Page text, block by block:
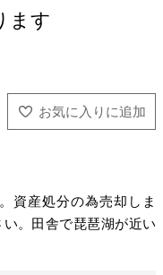
ます
資産処分の為売却しま
。田舎で琵琶湖が近い